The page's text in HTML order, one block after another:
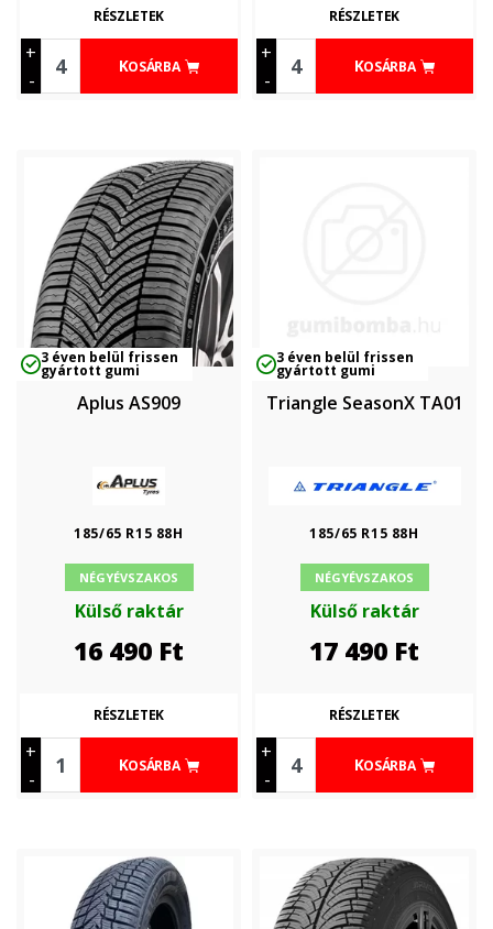
+
-
KOSÁRBA
RÉSZLETEK
+
-
KOSÁRBA
RÉSZLETEK
3 éven belül frissen
gyártott gumi
Aplus AS909
185/65 R15 88H
NÉGYÉVSZAKOS
Külső raktár
16 490 Ft
+
-
KOSÁRBA
RÉSZLETEK
3 éven belül frissen
gyártott gumi
Triangle SeasonX TA01
185/65 R15 88H
NÉGYÉVSZAKOS
Külső raktár
17 490 Ft
+
-
KOSÁRBA
RÉSZLETEK